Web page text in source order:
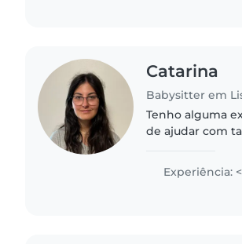
Catarina
Babysitter em
Tenho alguma
de ajudar com
responsável
Experiência: